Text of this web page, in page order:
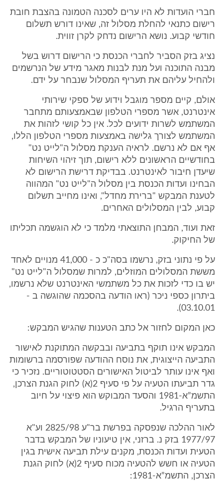
חברי הועדות לא היו ערים לסכנה הטמונה בהצבת חובת
רישום כתנאי להחלת מסלול זה, שאינו דורש תשלום
חודשי קבוע. נושא הרישום נדחק לקרן זווית.
נציג בזק הסביר לחברי הכנסת כי הרישום דרוש בשל
מבנה התוכנה ועל מנת לבנות מאגר מידע של הנרשמים
ולהחיל עליהם את תעריף המסלול שנבחר על ידם.
אולם, קיים מספר מוגבל וידוע של ספקי שירותי
אינטרנט, אשר מספרי הטלפון שבאמצעותם מתחבר
המשתמש לשרות ידועים לכל. אין כל קושי לזהות את
המשתמש לצורך גלישה באמצעות מספרי הטלפון הללו,
אף אם לא נרשם. לראיה הענקת מסלול ה"לייט נט"
בחודשיים הראשונים ללא רישום, תוך זיהוי השיחות
שיעדן חיבור לאינטרנט. בבדיקת דרישת הרישום לא
הבחינו ועדות הכנסת בין מסלול ה"לייט נט" המהווה
לטענת המבקש "ברירת מחדל", ואינו מחייב תשלום
קבוע, לבין המסלולים האחרים.
זאת ועוד, המבחן התוצאתי מלמד כי לא הוגשמה תכליתו
של החיקוק.
על פי נתוני בזק, נרשמו בסה"כ כ - 41,000 מנויים לאחד
מששת המסלולים המוזלים, למרות שמסלול ה"לייט נט"
יש בו כדי לזכות את כל משתמשי האינטרנט שלא נרשמו,
ביתרון כספי ניכר (ראו הודעה בהסכמה שהוגשה ב -
03.10.01).
כאן המקום לחזור אל כתב הטענות שהגיש המבקש:
המבקש אינו תוקף בתביעה ובבקשה המתוקנת לאישור
התביעה הייצוגית, את נוסח ההודעה שפורסמה ברשומות
ואף אינו עותר לביטול האישורים הסטטוטוריים. נזכיר כי
גדר תביעתו הטעיה על פי סעיף 2(א) לחוק הגנת הצרכן,
התשמ”א-1981 והסעד המבוקש הוא פיצוי על חיוב
בתעריף הרגיל.
לאור ההלכה שנפסקה בפרשת בר"ע 2825/98 וע"א
1977/97 בזק נ. ברזני, אין טיעוניו של המבקש בדבר
הטעית ועדות הכנסת, מקנים עילת תביעה אישית בגין
הטעיה או חשש להטעיה מכוח סעיף 2(א) לחוק הגנת
הצרכן, התשמ”א-1981: